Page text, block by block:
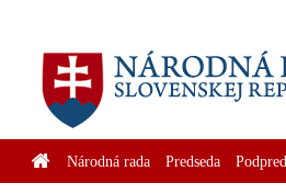
Národná rada Predseda